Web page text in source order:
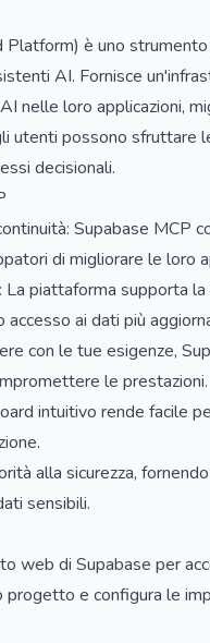
Platform) è uno
AI. Fornisce
nelle loro applicazioni,
utenti possono sfruttare
decisionali.
Supabase MCP
di migliorare le loro
piattaforma supporta
ai dati più
con le tue esigenze,
le prestazioni.
intuitivo rende facile
alla sicurezza,
sensibili.
web di Supabase per
progetto e configura le